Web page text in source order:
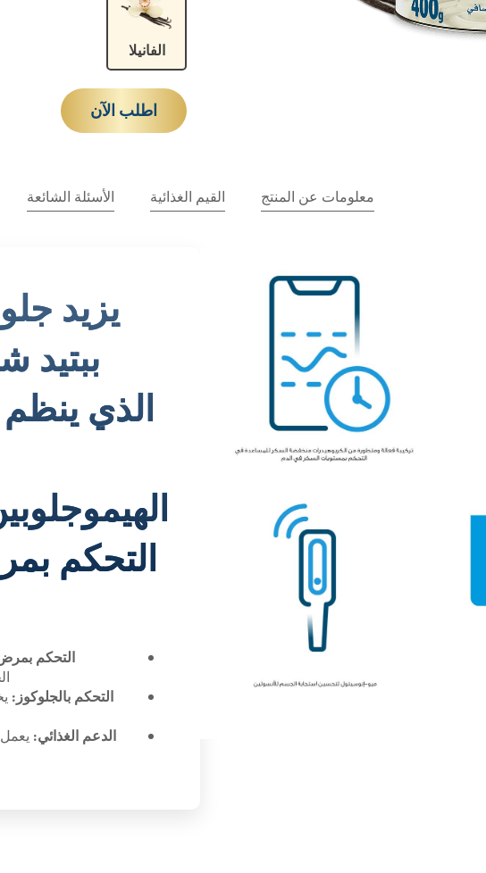
الفانيلا
اطلب الآن
معلومات عن المنتج القيم الغذائية الأسئلة الشائعة
يزيد
الذي
التحكم
التحكم
التحكم بالجلوكوز:
الدعم الغذائي: